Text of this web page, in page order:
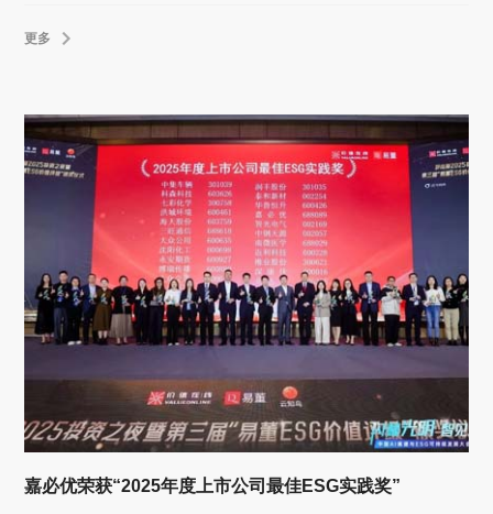
更多
嘉必优荣获“2025年度上市公司最佳ESG实践奖”